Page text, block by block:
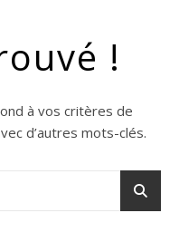
!
à vos critères de
d’autres mots-clés.